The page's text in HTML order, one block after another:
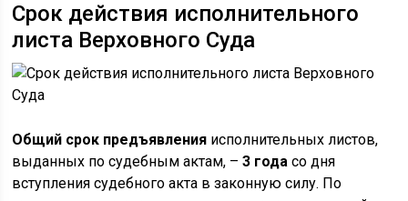
Срок действия исполнительного
листа Верховного Суда
Общий срок предъявления исполнительных листов,
выданных по судебным актам, –3 года со дня
вступления судебного акта в законную силу. По